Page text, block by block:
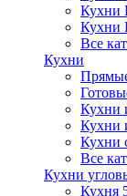
Кухни
Кухни
Все
Кухни
Кухни
Кухни
Кухни
Все
Кухни
Кухня